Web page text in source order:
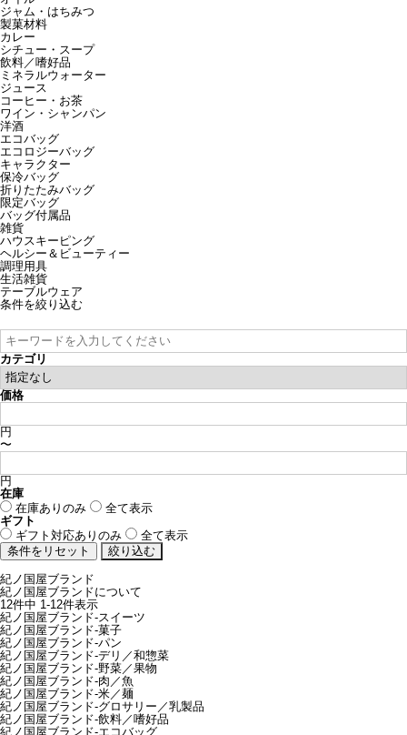
ジャム・はちみつ
製菓材料
カレー
シチュー・スープ
飲料／嗜好品
ミネラルウォーター
ジュース
コーヒー・お茶
ワイン・シャンパン
洋酒
エコバッグ
エコロジーバッグ
キャラクター
保冷バッグ
折りたたみバッグ
限定バッグ
バッグ付属品
雑貨
ハウスキーピング
ヘルシー＆ビューティー
調理用具
生活雑貨
テーブルウェア
条件を絞り込む
カテゴリ
価格
円
〜
円
在庫
在庫ありのみ
全て表示
ギフト
ギフト対応ありのみ
全て表示
紀ノ国屋ブランド
紀ノ国屋ブランドについて
12件中 1 -12件表示
紀ノ国屋ブランド-スイーツ
紀ノ国屋ブランド-菓子
紀ノ国屋ブランド-パン
紀ノ国屋ブランド-デリ／和惣菜
紀ノ国屋ブランド-野菜／果物
紀ノ国屋ブランド-肉／魚
紀ノ国屋ブランド-米／麺
紀ノ国屋ブランド-グロサリー／乳製品
紀ノ国屋ブランド-飲料／嗜好品
紀ノ国屋ブランド-エコバッグ